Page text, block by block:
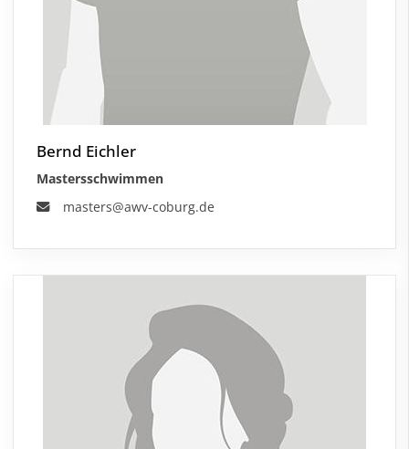
Bernd Eichler
Mastersschwimmen
masters@awv-coburg.de